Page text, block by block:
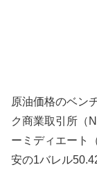
原油価格のベン
ク商業取引所（
ーミディエート
安の1バレル